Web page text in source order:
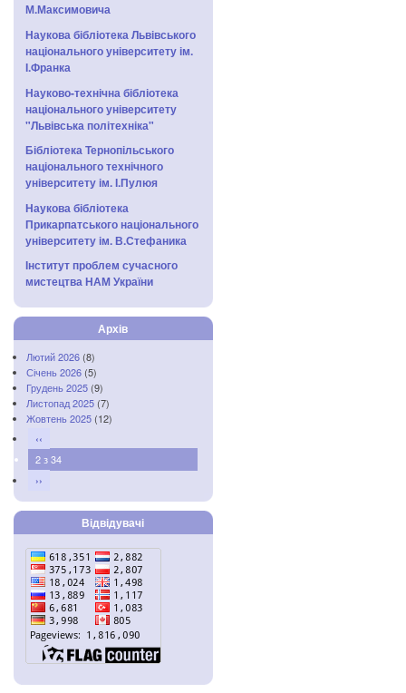
М.Максимовича
Наукова бібліотека Львівського
національного університету ім.
І.Франка
Науково-технічна бібліотека
національного університету
"Львівська політехніка"
Бібліотека Тернопільського
національного технічного
університету ім. І.Пулюя
Наукова бібліотека
Прикарпатського національного
університету ім. В.Стефаника
Інститут проблем сучасного
мистецтва НАМ України
Архів
Лютий 2026 (8)
Січень 2026 (5)
Грудень 2025 (9)
Листопад 2025 (7)
Жовтень 2025 (12)
‹‹
2 з 34
››
Відвідувачі